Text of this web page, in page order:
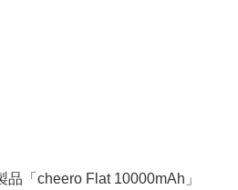
「cheero Flat 10000mAh」